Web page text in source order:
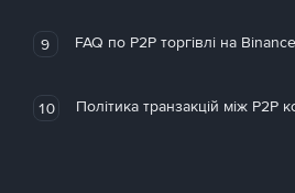
9 FAQ по P2P торгівлі на Binance
10 Політика транзакцій між P2P